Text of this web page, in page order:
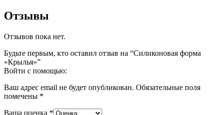
Отзывы
Отзывов пока нет.
Будьте первым, кто оставил отзыв на “Силиконовая форма
«Крылья»”
Войти с помощью:
Ваш адрес email не будет опубликован. Обязательные поля
помечены *
Ваша оценка *